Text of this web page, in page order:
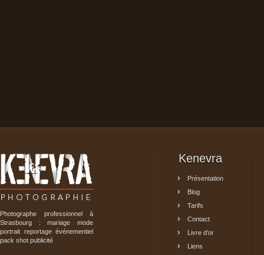
Photographe professionnel à
Strasbourg : mariage mode
portrait reportage événementiel
pack shot publicité
Kenevra
Présentation
Blog
Tarifs
Contact
Livre d’or
Liens